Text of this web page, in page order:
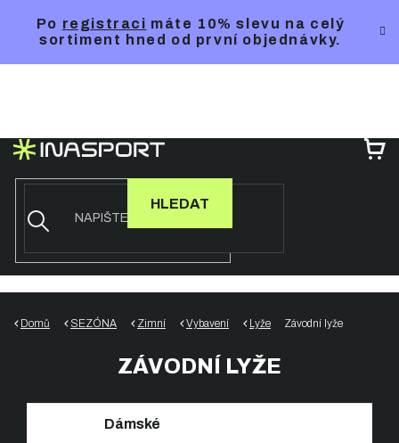
Po registraci máte 10% slevu na celý
sortiment hned od první objednávky.
HLEDAT
Domů SEZÓNA Zimní Vybavení Lyže Závodní lyže
ZÁVODNÍ LYŽE
Dámské